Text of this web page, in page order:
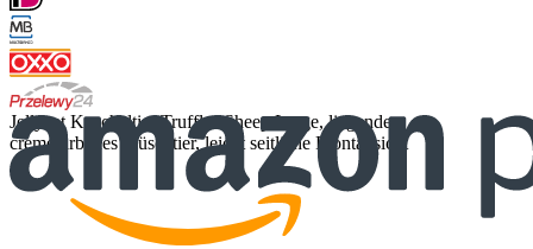
Jellycat Kuscheltier Truffles Sheep Large, liegendes
cremefarbenes Plüschtier, leicht seitliche Frontansicht